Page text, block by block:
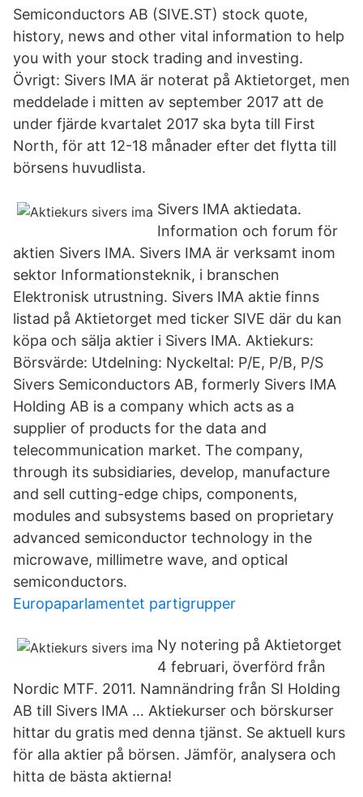
Semiconductors AB (SIVE.ST) stock quote,
history, news and other vital information to help
you with your stock trading and investing.
Övrigt: Sivers IMA är noterat på Aktietorget, men
meddelade i mitten av september 2017 att de
under fjärde kvartalet 2017 ska byta till First
North, för att 12-18 månader efter det flytta till
börsens huvudlista.
Sivers IMA aktiedata.
Information och forum för
aktien Sivers IMA. Sivers IMA är verksamt inom
sektor Informationsteknik, i branschen
Elektronisk utrustning. Sivers IMA aktie finns
listad på Aktietorget med ticker SIVE där du kan
köpa och sälja aktier i Sivers IMA. Aktiekurs:
Börsvärde: Utdelning: Nyckeltal: P/E, P/B, P/S
Sivers Semiconductors AB, formerly Sivers IMA
Holding AB is a company which acts as a
supplier of products for the data and
telecommunication market. The company,
through its subsidiaries, develop, manufacture
and sell cutting-edge chips, components,
modules and subsystems based on proprietary
advanced semiconductor technology in the
microwave, millimetre wave, and optical
semiconductors.
Europaparlamentet partigrupper
Ny notering på Aktietorget
4 februari, överförd från
Nordic MTF. 2011. Namnändring från SI Holding
AB till Sivers IMA … Aktiekurser och börskurser
hittar du gratis med denna tjänst. Se aktuell kurs
för alla aktier på börsen. Jämför, analysera och
hitta de bästa aktierna!